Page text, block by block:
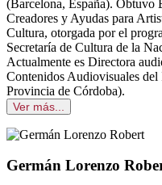
(Barcelona, España). Obtuvo
Creadores y Ayudas para
Cultura, otorgada por el
Secretaría de Cultura de la
Actualmente es Directora
Contenidos Audiovisuales
Provincia de Córdoba).
Ver más...
Germán Lorenzo